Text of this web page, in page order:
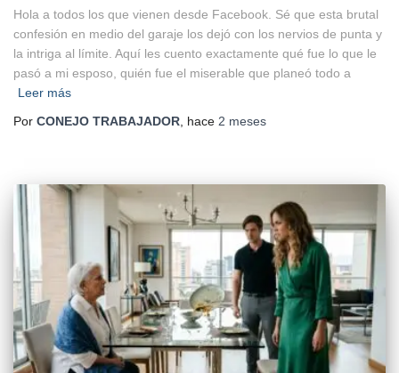
Hola a todos los que vienen desde Facebook. Sé que esta brutal
confesión en medio del garaje los dejó con los nervios de punta y
la intriga al límite. Aquí les cuento exactamente qué fue lo que le
pasó a mi esposo, quién fue el miserable que planeó todo a
Leer más
Por CONEJO TRABAJADOR , hace 2 meses